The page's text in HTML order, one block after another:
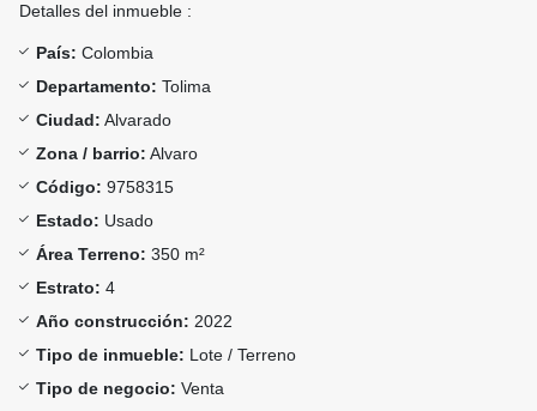
Detalles del inmueble :
País: Colombia
Departamento: Tolima
Ciudad: Alvarado
Zona / barrio: Alvaro
Código: 9758315
Estado: Usado
Área Terreno: 350 m²
Estrato: 4
Año construcción: 2022
Tipo de inmueble: Lote / Terreno
Tipo de negocio: Venta